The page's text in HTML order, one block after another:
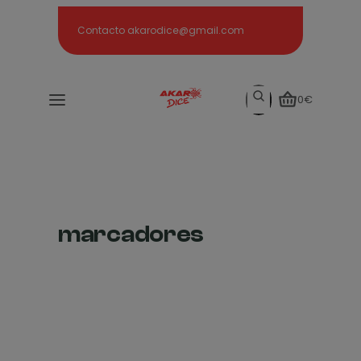
Contacto akarodice@gmail.com
Search
0€
marcadores